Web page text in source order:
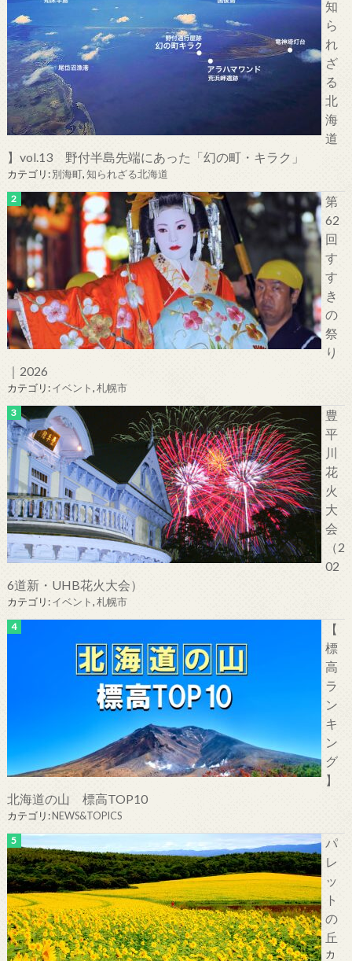
知
ら
れ
ざ
る
北
海
道
】vol.13 野付半島先端にあった「幻の町・キラク」
カテゴリ:別海町,知られざる北海道
第
62
回
す
す
き
の
祭
り
｜2026
カテゴリ:イベント,札幌市
豊
平
川
花
火
大
会
（2
02
6道新・UHB花火大会）
カテゴリ:イベント,札幌市
【
標
高
ラ
ン
キ
ン
グ
】
北海道の山 標高TOP10
カテゴリ:NEWS&TOPICS
パ
レ
ッ
ト
の
丘
カ